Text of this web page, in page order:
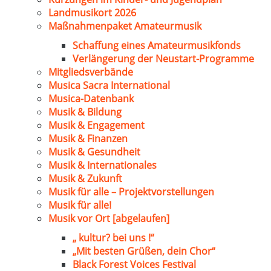
Landmusikort 2026
Maßnahmenpaket Amateurmusik
Schaffung eines Amateurmusikfonds
Verlängerung der Neustart-Programme
Mitgliedsverbände
Musica Sacra International
Musica-Datenbank
Musik & Bildung
Musik & Engagement
Musik & Finanzen
Musik & Gesundheit
Musik & Internationales
Musik & Zukunft
Musik für alle – Projektvorstellungen
Musik für alle!
Musik vor Ort [abgelaufen]
„ kultur? bei uns !“
„Mit besten Grüßen, dein Chor“
Black Forest Voices Festival